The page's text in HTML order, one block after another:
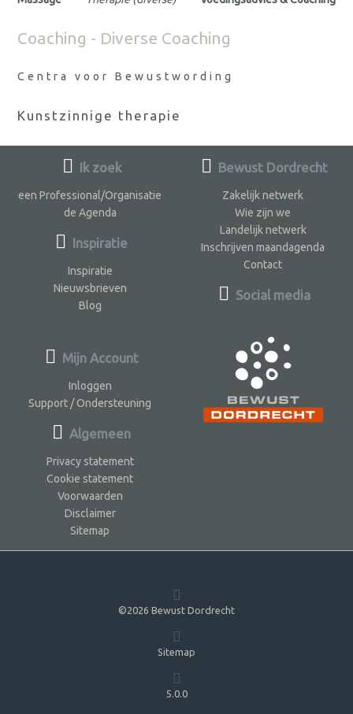
Coaching - Diverse Coaching
Centra voor Bewustwording
Kunstzinnige therapie
Ik zoek
een Professional/Organisatie
de Agenda
Inspiratie
Inspiratie
Nieuwsbrieven
Blog
Bewust Dordrecht
Zakelijk netwerk
Wie zijn we
Landelijk netwerk
Inschrijven maandagenda
Contact
Social media
Mijn Account
Inloggen
Support / Ondersteuning
Algemeen
Privacy statement
Cookie statement
Voorwaarden
Disclaimer
Sitemap
©2026 Bewust Dordrecht
Sitemap
5.0.0